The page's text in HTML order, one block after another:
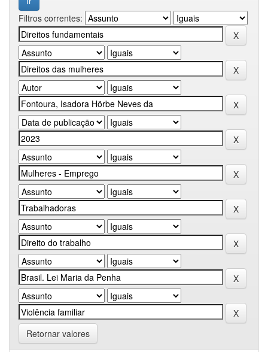
Filtros correntes:
Retornar valores